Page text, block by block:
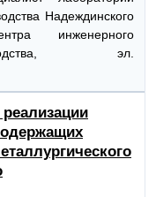
Надеждинского
инженерного
эл.